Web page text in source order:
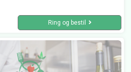
Ring og bestil